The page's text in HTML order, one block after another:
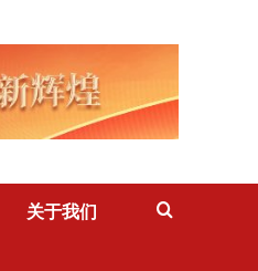
关于我们